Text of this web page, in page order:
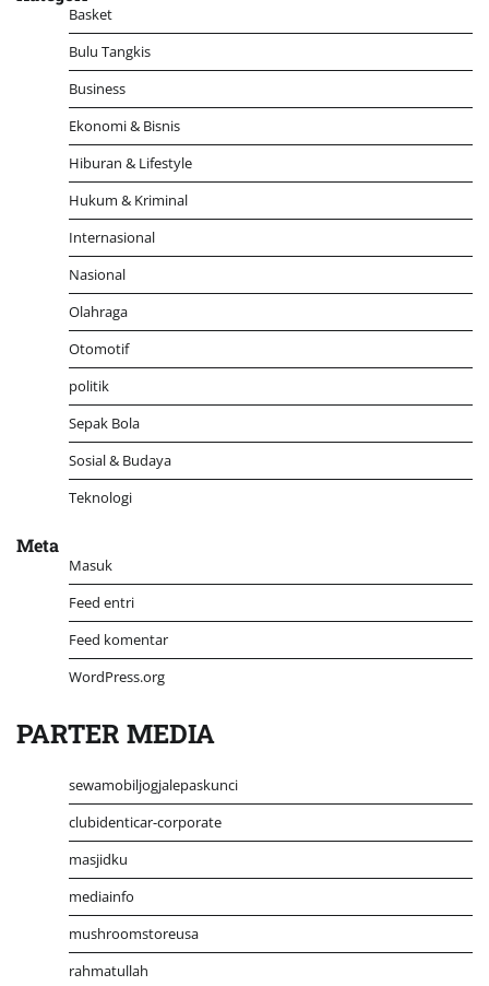
Basket
Bulu Tangkis
Business
Ekonomi & Bisnis
Hiburan & Lifestyle
Hukum & Kriminal
Internasional
Nasional
Olahraga
Otomotif
politik
Sepak Bola
Sosial & Budaya
Teknologi
Meta
Masuk
Feed entri
Feed komentar
WordPress.org
PARTER MEDIA
sewamobiljogjalepaskunci
clubidenticar-corporate
masjidku
mediainfo
mushroomstoreusa
rahmatullah